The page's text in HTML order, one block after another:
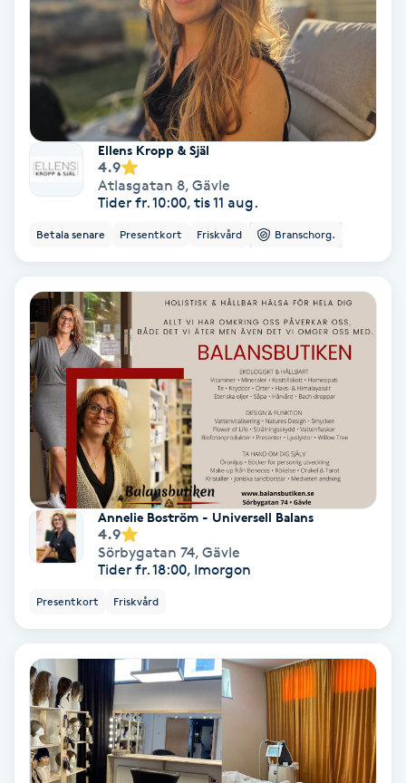
Regndroppsmassage
Reikihealing
Reiki massage
Restorative Yoga
Rosacea
Rosenmetoden
Ryggmassage
Samtalsterapi
Senioryoga
Shiatsu
Skalpmassage
Skinbooster
Ellens Kropp & Själ
4.9
Atlasgatan 8, Gävle
Tider fr. 10:00, tis 11 aug.
Betala senare Presentkort Friskvård Branschorg.
Annelie Boström - Universell Balans
4.9
Sörbygatan 74, Gävle
Tider fr. 18:00, Imorgon
Presentkort Friskvård